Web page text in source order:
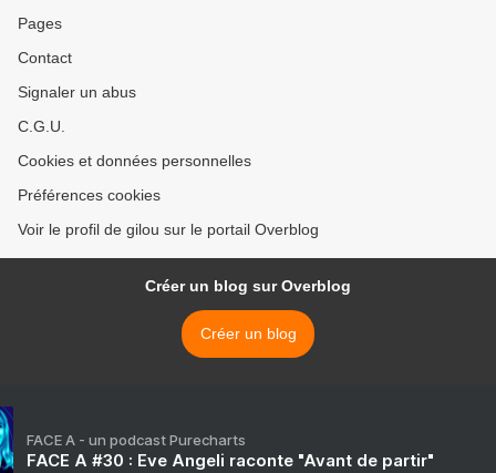
Pages
Contact
Signaler un abus
C.G.U.
Cookies et données personnelles
Préférences cookies
Voir le profil de gilou sur le portail Overblog
Créer un blog sur Overblog
Créer un blog
FACE A - un podcast Purecharts
FACE A #30 : Eve Angeli raconte "Avant de partir"